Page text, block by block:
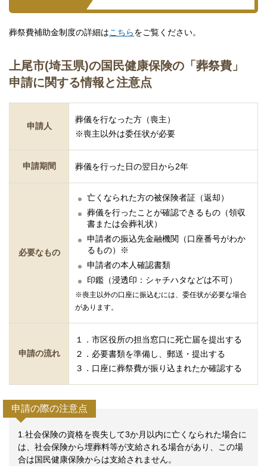
葬祭費補助金制度の詳細はこちらをご覧ください。
上尾市(埼玉県)の国民健康保険の「葬祭費」
申請に関する情報と注意点
申請人
葬儀を行なった方（喪主）
※喪主以外は委任状が必要
申請期間 葬儀を行った日の翌日から2年
必要なもの
亡くなられた方の被保険者証（返却）
葬儀を行ったことが確認できるもの（領収
書または会葬礼状）
申請者の振込先金融機関（口座番号がわか
るもの）※
申請者の本人確認書類
印鑑（浸透印：シャチハタなどは不可）
※喪主以外の口座に振込むには、委任状が必要な場合
があります。
申請の流れ
１．市区役所の担当窓口に死亡届を提出する
２．必要書類を準備し、郵送・提出する
３．口座に葬祭費が振り込まれたか確認する
申請の際の注意点
1.社会保険の資格を喪失して3か月以内に亡くなられた場合に
は、社会保険から埋葬料等が支給される場合があり、この場
合は国民健康保険からは支給されません。